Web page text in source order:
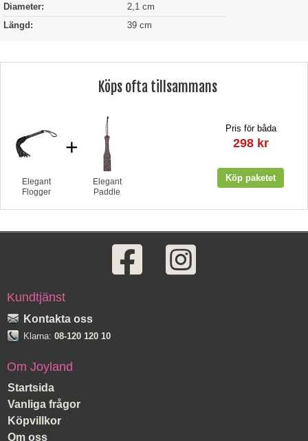
Diameter:
2,1 cm
Längd:
39 cm
Köps ofta tillsammans
Elegant
Flogger
+
Elegant
Paddle
Pris för båda
298 kr
Kundtjänst
Kontakta oss
Klarna: 08-120 120 10
Om Joyland
Startsida
Vanliga frågor
Köpvillkor
Om oss